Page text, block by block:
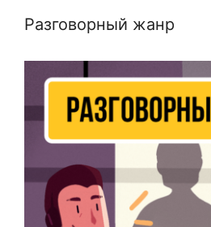
Разговорный жанр